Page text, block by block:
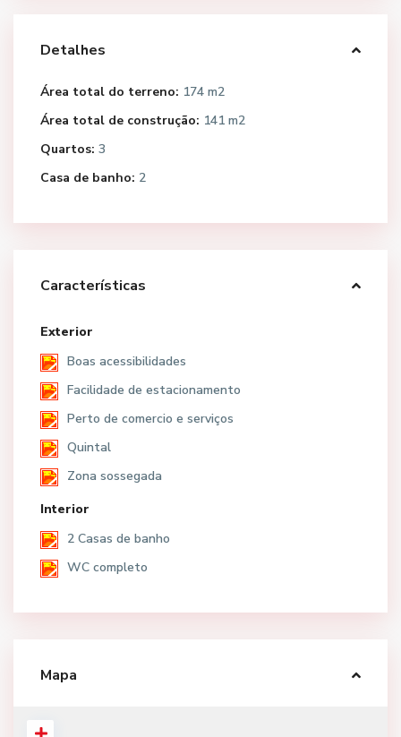
Detalhes
Área total do terreno: 174 m2
Área total de construção: 141 m2
Quartos: 3
Casa de banho: 2
Características
Exterior
Boas acessibilidades
Facilidade de estacionamento
Perto de comercio e serviços
Quintal
Zona sossegada
Interior
2 Casas de banho
WC completo
Mapa